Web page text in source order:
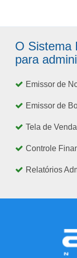
O Sistema
para
Emissor de
Emissor de
Tela de
Controle
Relatórios